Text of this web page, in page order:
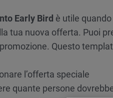
Early Bird è utile
tua nuova offerta. Puoi
Questo
l’offerta speciale
quante persone